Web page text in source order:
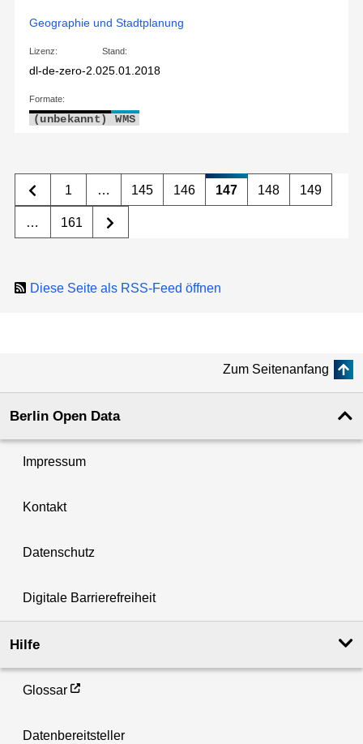
Geographie und Stadtplanung
Lizenz:
dl-de-zero-2.0
Stand:
25.01.2018
Formate:
(unbekannt) WMS
1 … 145 146 147 148 149
… 161
Diese Seite als RSS-Feed öffnen
Zum Seitenanfang
Berlin Open Data
Impressum
Kontakt
Datenschutz
Digitale Barrierefreiheit
Hilfe
Glossar
Datenbereitsteller